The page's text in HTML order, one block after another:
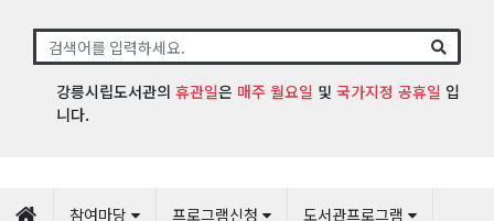
강릉시립도서관의 휴관일은 매주 월요일 및 국가지정 공휴일 입
니다.
참여마당 프로그램신청 도서관프로그램